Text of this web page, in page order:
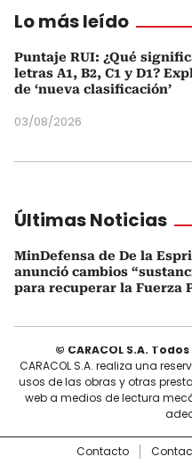
Lo más leído
Puntaje RUI: ¿Qué
letras A1, B2, C1 y D1?
de ‘nueva clasificación’
03/08/2026
Últimas Noticias
MinDefensa de De la
anunció cambios
para recuperar la Fuerza
© CARACOL S.A.
CARACOL S.A. realiza una
usos de las obras y otras
web a medios de lectura
Contacto